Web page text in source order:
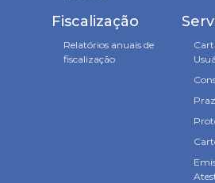
Fiscalização
Relatórios anuais de
fiscalização